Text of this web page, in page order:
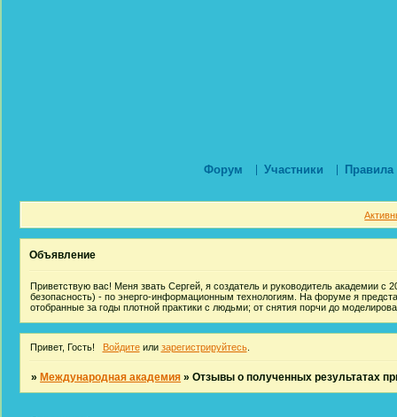
Форум Участники Правила
Объявление
Приветствую вас! Меня звать Сергей, я создатель и руководитель академии с
безопасность) - по энерго-информационным технологиям. На форуме я
отобранные за годы плотной практики с людьми; от снятия порчи до
Привет, Гость! Войдитеили зарегистрируйтесь.
»Международная академия »Отзывы о полученных результатах